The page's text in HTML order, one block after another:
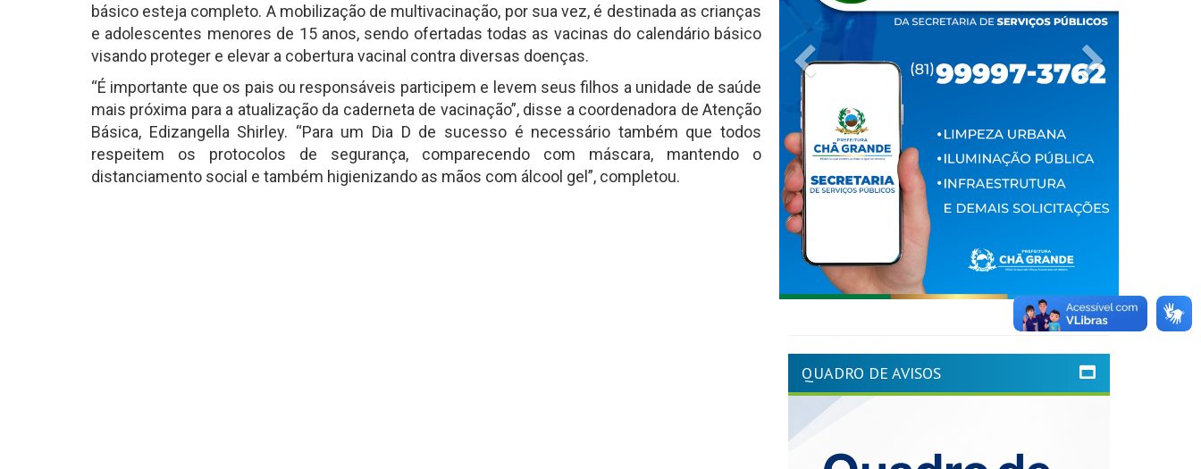
básico esteja completo. A mobilização de multivacinação, por sua vez, é destinada as crianças
e adolescentes menores de 15 anos, sendo ofertadas todas as vacinas do calendário básico
visando proteger e elevar a cobertura vacinal contra diversas doenças.
“É importante que os pais ou responsáveis participem e levem seus filhos a unidade de saúde
mais próxima para a atualização da caderneta de vacinação”, disse a coordenadora de Atenção
Básica, Edizangella Shirley. “Para um Dia D de sucesso é necessário também que todos
respeitem os protocolos de segurança, comparecendo com máscara, mantendo o
distanciamento social e também higienizando as mãos com álcool gel”, completou.
Previous
QUADRO DE AVISOS